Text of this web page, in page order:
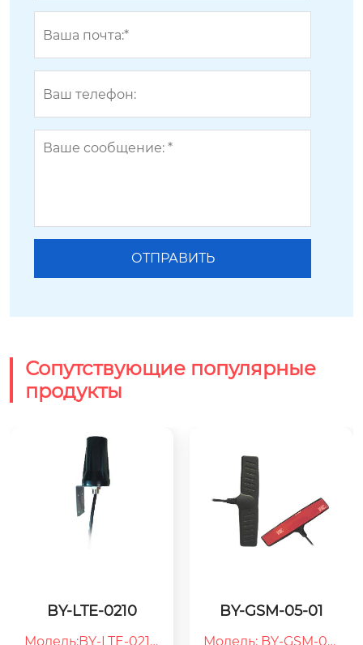
Сопутствующие популярные
продукты
BY-LTE-0210
Модель:BY-LTE-0210
BY-GSM-05-01
Модель: BY-GSM-05-